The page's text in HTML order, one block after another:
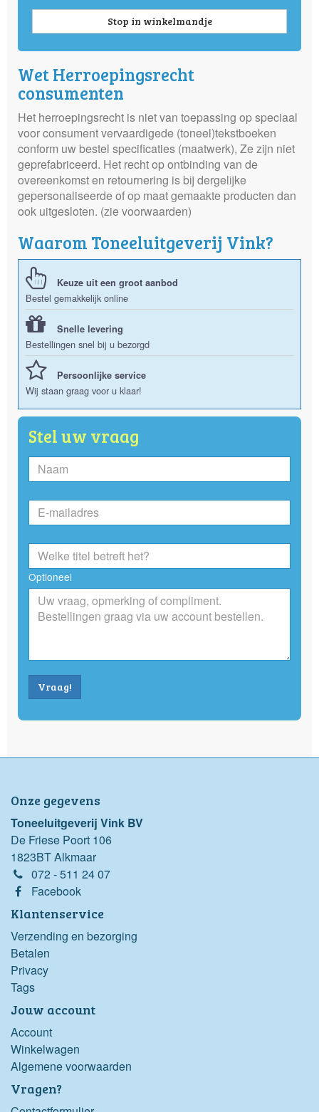
Stop in winkelmandje
Wet Herroepingsrecht
consumenten
Het herroepingsrecht is niet van toepassing op speciaal
voor consument vervaardigede (toneel)tekstboeken
conform uw bestel specificaties (maatwerk), Ze zijn niet
geprefabriceerd. Het recht op ontbinding van de
overeenkomst en retournering is bij dergelijke
gepersonaliseerde of op maat gemaakte producten dan
ook uitgesloten. (zie voorwaarden)
Waarom Toneeluitgeverij Vink?
Keuze uit een groot aanbod
Bestel gemakkelijk online
Snelle levering
Bestellingen snel bij u bezorgd
Persoonlijke service
Wij staan graag voor u klaar!
Stel uw vraag
Optioneel
Vraag!
Onze gegevens
Toneeluitgeverij Vink BV
De Friese Poort 106
1823BT Alkmaar
072 - 511 24 07
Facebook
Klantenservice
Verzending en bezorging
Betalen
Privacy
Tags
Jouw account
Account
Winkelwagen
Algemene voorwaarden
Vragen?